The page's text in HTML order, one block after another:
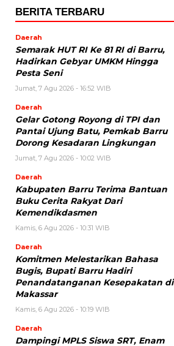
BERITA TERBARU
Daerah
Semarak HUT RI Ke 81 RI di Barru,
Hadirkan Gebyar UMKM Hingga
Pesta Seni
Jumat, 7 Agu 2026 - 16:52 WIB
Daerah
Gelar Gotong Royong di TPI dan
Pantai Ujung Batu, Pemkab Barru
Dorong Kesadaran Lingkungan
Jumat, 7 Agu 2026 - 10:02 WIB
Daerah
Kabupaten Barru Terima Bantuan
Buku Cerita Rakyat Dari
Kemendikdasmen
Kamis, 6 Agu 2026 - 10:31 WIB
Daerah
Komitmen Melestarikan Bahasa
Bugis, Bupati Barru Hadiri
Penandatanganan Kesepakatan di
Makassar
Kamis, 6 Agu 2026 - 10:19 WIB
Daerah
Dampingi MPLS Siswa SRT, Enam